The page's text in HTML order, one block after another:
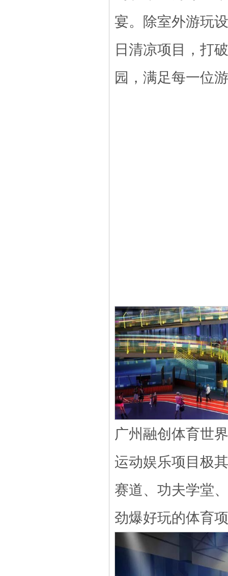
宴。 除室外游玩
日清凉项目，打
园，满足每一位
广州融创体育世
运动娱乐项目极
赛道、功夫学堂
劲爆好玩的体育